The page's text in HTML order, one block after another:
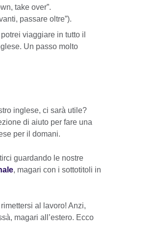
take over”.
passare oltre”).
viaggiare in tutto il
Un passo molto
inglese, ci sarà utile?
di aiuto per fare una
per il domani.
guardando le nostre
, magari con i sottotitoli in
al lavoro! Anzi,
magari all’estero. Ecco